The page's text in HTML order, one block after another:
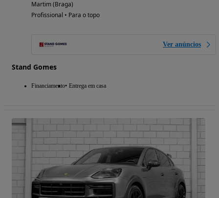
Martim (Braga)
Profissional • Para o topo
Ver anúncios
Stand Gomes
Financiamento Entrega em casa